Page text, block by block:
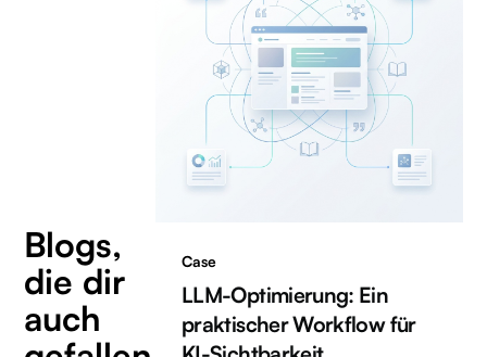
Blogs,
die dir
auch
Case
LLM-Optimierung: Ein
praktischer Workflow für